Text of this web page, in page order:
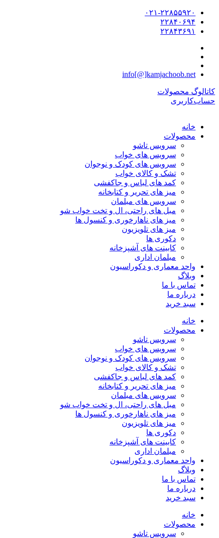
۰۲۱-۲۲۸۵۵۹۲۰
۲۲۸۴۰۶۹۴
۲۲۸۴۳۶۹۱
info[@]kamjachoob.net
کاتالوگ محصولات
حساب‌کاربری
خانه
محصولات
سرویس تاشو
سرویس های خواب
سرویس های کودک و نوجوان
تشک و کالای خواب
کمد های لباس و جاکفشی
میز های تحریر و کتابخانه
سرویس های مبلمان
مبل های راحتی، ال و تخت خواب شو
میز های ناهارخوری و کنسول ها
میز های تلویزیون
دکوری ها
کابینت های آشپزخانه
مبلمان اداری
واحد معماری و دکوراسیون
وبلاگ
تماس با ما
درباره ما
سبد خرید
خانه
محصولات
سرویس تاشو
سرویس های خواب
سرویس های کودک و نوجوان
تشک و کالای خواب
کمد های لباس و جاکفشی
میز های تحریر و کتابخانه
سرویس های مبلمان
مبل های راحتی، ال و تخت خواب شو
میز های ناهارخوری و کنسول ها
میز های تلویزیون
دکوری ها
کابینت های آشپزخانه
مبلمان اداری
واحد معماری و دکوراسیون
وبلاگ
تماس با ما
درباره ما
سبد خرید
خانه
محصولات
سرویس تاشو